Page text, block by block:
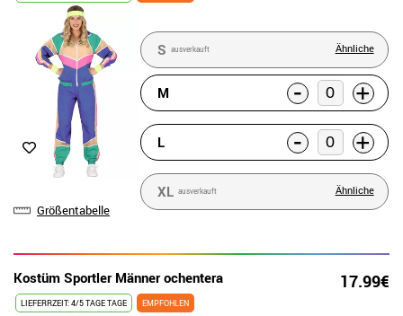
Größentabelle
S ausverkauft Ähnliche
M - +
L - +
XL ausverkauft Ähnliche
Kostüm Sportler Männer ochentera 17.99€
LIEFERRZEIT: 4/5 TAGE TAGE EMPFOHLEN